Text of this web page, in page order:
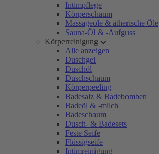
Intimpflege
Körperschaum
Massageöle & ätherische Öle
Sauna-Öl & -Aufguss
Körperreinigung
Alle anzeigen
Duschgel
Duschöl
Duschschaum
Körperpeeling
Badesalz & Badebomben
Badeöl & -milch
Badeschaum
Dusch- & Badesets
Feste Seife
Flüssigseife
Intimreinigung